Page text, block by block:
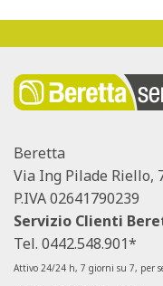
Beretta
Via Ing Pilade Riello,
P.IVA 02641790239
Servizio Clienti
Tel. 0442.548.901*
Attivo 24/24 h, 7 giorni su 7, per